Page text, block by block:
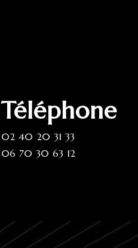
Téléphone
02 40 20 31 33
06 70 30 63 12